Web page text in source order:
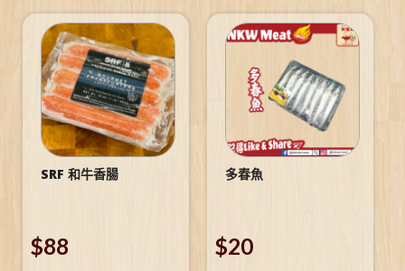
SRF 和牛香腸
$88
多春魚
$20